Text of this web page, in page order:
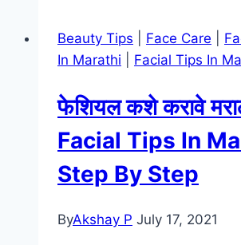
Treatment
In
|
केस
गळती
थांबण्यासाठी
खावे
Beauty Tips Face Care
In Marathi
Facial Tips In
फेशियल कशे करावे
Facial Tips In
Step By Step
ByAkshay P July 17, 2021